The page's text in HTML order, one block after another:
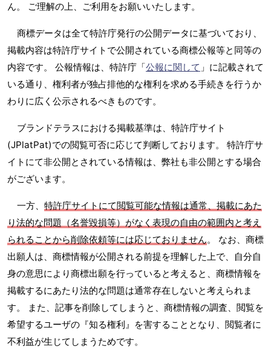
ん。 ご理解の上、ご利用をお願いいたします。
商標データは全て特許庁発行の公開データに基づいており、
掲載内容は特許庁サイトで公開されている商標公報等と同等の
内容です。 公報情報は、特許庁「公報に関して 」に記載されて
いる通り、権利者が独占排他的な権利を求める手続きを行うか
わりに広く公示されるべきものです。
ブランドテラスにおける掲載基準は、特許庁サイト
(JPlatPat)での閲覧可否に応じて判断しております。 特許庁サ
イトにて非公開とされている情報は、弊社も非公開とする場合
がございます。
一方、 特許庁サイトにて閲覧可能な情報は通常、掲載にあた
り法的な問題（名誉毀損等）がなく表現の自由の範囲内と考え
られることから削除依頼等には応じておりません。 なお、商標
出願人は、商標情報が公開される前提を理解した上で、自分自
身の意思により商標出願を行っていると考えると、商標情報を
掲載するにあたり法的な問題は通常存在しないと考えられま
す。 また、記事を削除してしまうと、商標情報の調査、閲覧を
希望するユーザの『知る権利』を害することとなり、閲覧者に
不利益が生じてしまうためです。